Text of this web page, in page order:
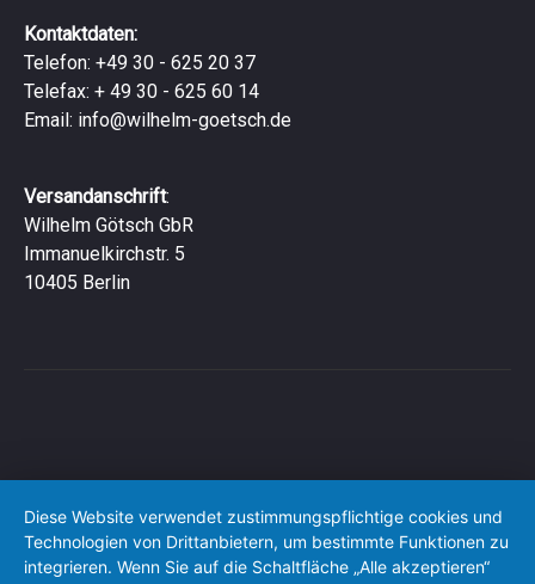
Kontaktdaten:
Telefon: +49 30 - 625 20 37
Telefax: + 49 30 - 625 60 14
Email: info@wilhelm-goetsch.de
Versandanschrift:
Wilhelm Götsch GbR
Immanuelkirchstr. 5
10405 Berlin
Diese Website verwendet zustimmungspflichtige cookies und
Technologien von Drittanbietern, um bestimmte Funktionen zu
integrieren. Wenn Sie auf die Schaltfläche „Alle akzeptieren“